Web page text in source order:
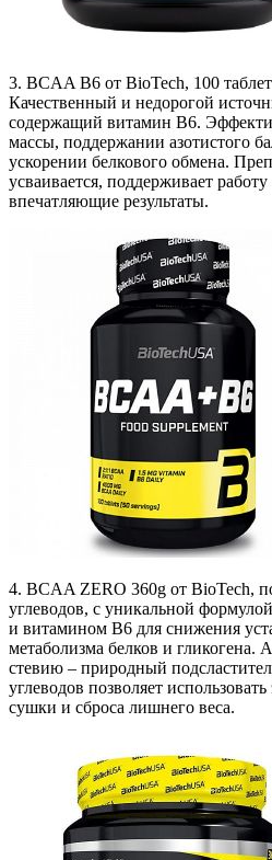
3. BCAA B6 от BioTech, 100
Качественный и недорогой
содержащий витамин В6.
массы, поддержании азотистого
ускорении белкового обмена.
усваивается, поддерживает
впечатляющие результаты.
4. BCAA ZERO 360g от BioTech,
углеводов, с уникальной
и витамином В6 для снижения
метаболизма белков и гликогена.
стевию – природный
углеводов позволяет
сушки и сброса лишнего веса.